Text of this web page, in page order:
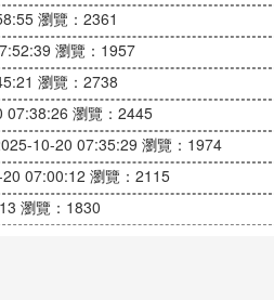
的柬埔寨人，越南人驕傲的
早日實現建立印度支那聯邦的
自己曾經的「宗主國」，越
次戰爭給越南依舊造成了深遠
上的失利。
瀏覽：2361
瀏覽：1957
瀏覽：2738
07:38:26 瀏覽：2445
10-20 07:35:29 瀏覽：1974
07:00:12 瀏覽：2115
瀏覽：1830